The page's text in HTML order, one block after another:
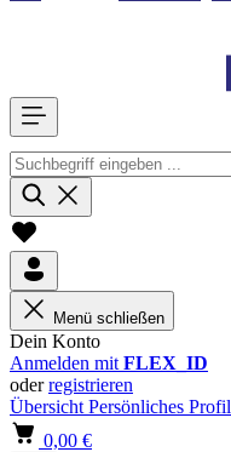
Menü schließen
Dein Konto
Anmelden mit FLEX_ID
oderregistrieren
Übersicht Persönliches Profil
0,00 €